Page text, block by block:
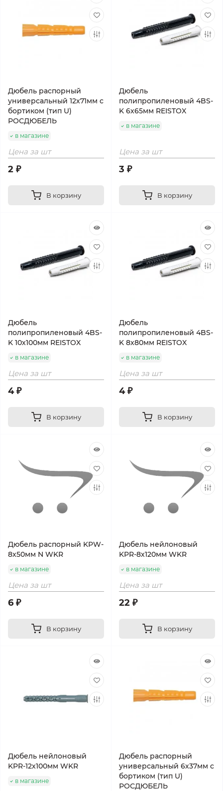
Дюбель распорный
универсальный 12х71мм с
бортиком (тип U)
РОСДЮБЕЛЬ
в магазине
Цена за шт
2 ₽
В корзину
Дюбель
полипропиленовый 4BS-
K 6х65мм REISTOX
в магазине
Цена за шт
3 ₽
В корзину
Дюбель
полипропиленовый 4BS-
K 10х100мм REISTOX
в магазине
Цена за шт
4 ₽
В корзину
Дюбель
полипропиленовый 4BS-
K 8х80мм REISTOX
в магазине
Цена за шт
4 ₽
В корзину
Дюбель распорный KPW-
8х50мм N WKR
в магазине
Цена за шт
6 ₽
В корзину
Дюбель нейлоновый
KPR-8х120мм WKR
в магазине
Цена за шт
22 ₽
В корзину
Дюбель нейлоновый
KPR-12х100мм WKR
в магазине
Дюбель распорный
универсальный 6х37мм с
бортиком (тип U)
РОСДЮБЕЛЬ